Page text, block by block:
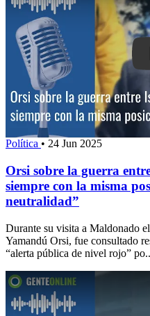
Política • 24 Jun 2025
Orsi sobre la guerra
siempre con la misma
neutralidad”
Durante su visita a Maldonado
Yamandú Orsi, fue consultado
“alerta pública de nivel rojo”